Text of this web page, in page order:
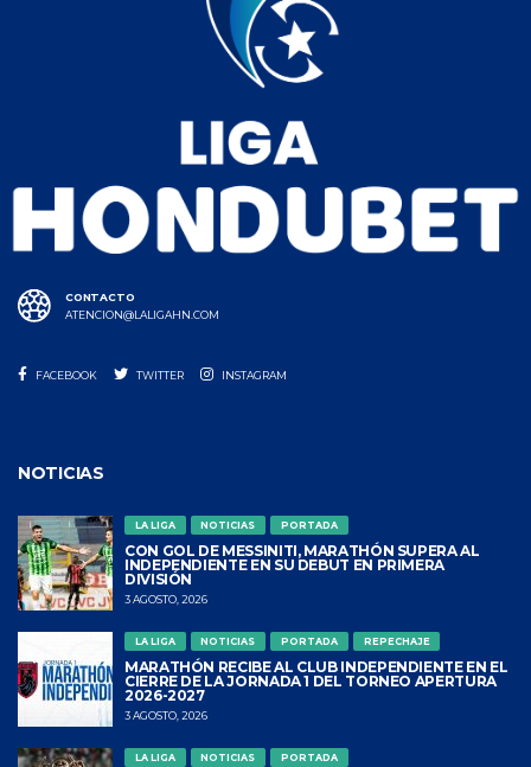
CONTACTO
ATENCION@LALIGAHN.COM
FACEBOOK TWITTER INSTAGRAM
NOTICIAS
LA LIGA NOTICIAS PORTADA
CON GOL DE MESSINITI, MARATHÓN SUPERA AL
INDEPENDIENTE EN SU DEBUT EN PRIMERA
DIVISIÓN
3 AGOSTO, 2026
LA LIGA NOTICIAS PORTADA REPECHAJE
MARATHÓN RECIBE AL CLUB INDEPENDIENTE EN EL
CIERRE DE LA JORNADA 1 DEL TORNEO APERTURA
2026-2027
3 AGOSTO, 2026
LA LIGA NOTICIAS PORTADA